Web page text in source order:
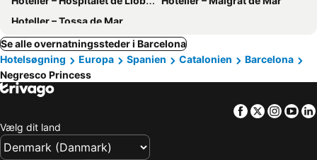
Hoteller – Tossa de Mar
Se alle overnatningssteder i Barcelona
Hotelsøgning
Europa Spanien Catalonien
Barcelona
Negresco Princess
Facebook
Twitter
Vælg dit land